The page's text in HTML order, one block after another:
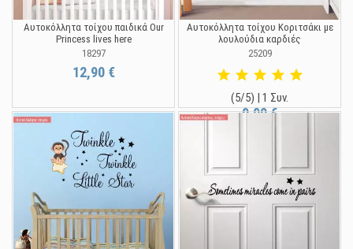
Αυτοκόλλητα τοίχου παιδικά Our
Princess lives here
18297
12,90 €
Αυτοκόλλητα τοίχου Κοριτσάκι με
λουλούδια καρδιές
25209
(5/5) | 1 Συν.
9,90 €